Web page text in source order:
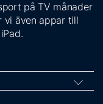
på TV månader
vi även appar till